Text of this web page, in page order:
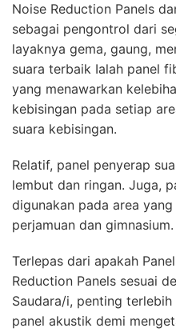
Noise Reduction Panels
sebagai pengontrol dari
layaknya gema, gaung,
suara terbaik Ialah panel
yang menawarkan
kebisingan pada setiap
suara kebisingan.
Relatif, panel penyerap
lembut dan ringan. Juga,
digunakan pada area
perjamuan dan gimnasium.
Terlepas dari apakah
Reduction Panels sesuai
Saudara/i, penting
panel akustik demi